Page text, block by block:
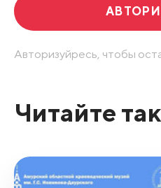
Авторизуйресь, чтобы
Читайте